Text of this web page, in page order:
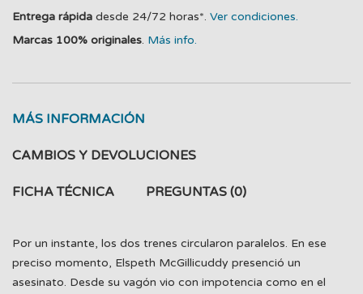
Entrega rápida desde 24/72 horas*. Ver condiciones.
Marcas 100% originales. Más info.
MÁS INFORMACIÓN
CAMBIOS Y DEVOLUCIONES
FICHA TÉCNICA PREGUNTAS (0)
Por un instante, los dos trenes circularon paralelos. En ese
preciso momento, Elspeth McGillicuddy presenció un
asesinato. Desde su vagón vio con impotencia como en el